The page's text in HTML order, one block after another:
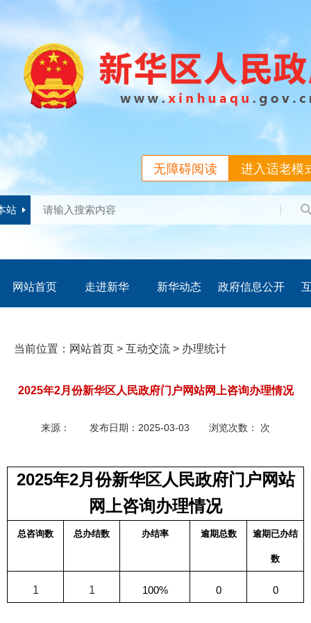
进入适老模
无障碍阅读
站
网站首页 走进新华 新华动态 政府信息公开
当前位置： 网站首页 > 互动交流 > 办理统计
2025年2月份新华区人民政府门户网站网上咨询办理情况
来源： 发布日期： 2025-03-03 浏览次数： 次
2025年2月份新华区人民政府门户网站
网上咨询办理情况
总咨询数 总办结数 办结率 逾期总数 逾期已办结
数
1 1 100% 0 0